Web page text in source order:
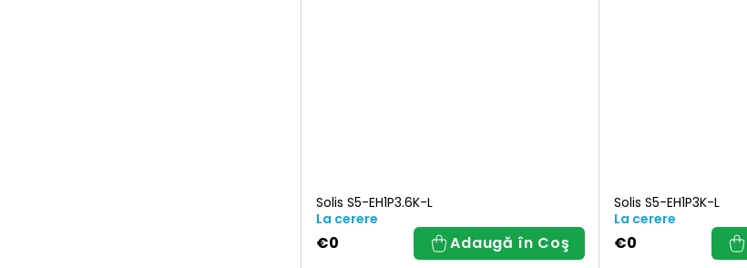
Solis S5-EH1P3.6K-L
La cerere
€0 Adaugă în Coş
Solis S5-EH1P3K-L
La cerere
€0